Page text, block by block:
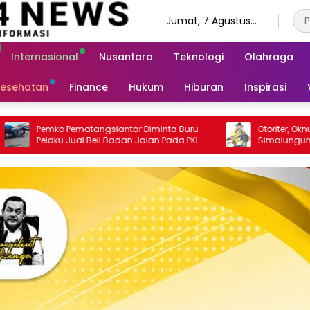
Jumat, 7 Agustus
Internasional Nusantara Teknologi Olahraga
Finance Hukum Hiburan Inspirasi
Buru
Pada PKL
Otoriter, Oknum Petinggi Kesbangpol
Simalungun Resahkan Pegawai